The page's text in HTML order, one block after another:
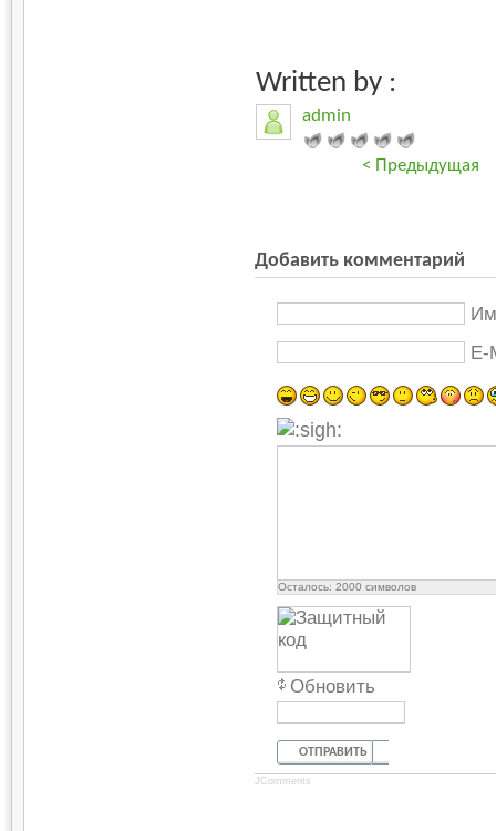
Written by :
admin
< Предыдущая
Добавить комментарий
E-
Осталось: 2000 символов
Обновить
ОТПРАВИТЬ
JComments